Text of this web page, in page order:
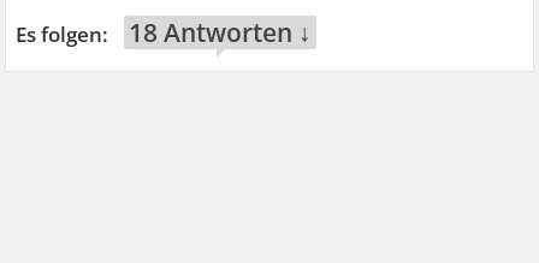
18 Antworten ↓